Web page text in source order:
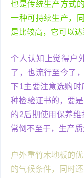
也是传统生产方式
一种可持续生产，
是比较高，它可以达
个人认知上觉得户
了，也流行至今了
下1主要注意选购
种检验证书的，要
的2后期使用保养
常倒不至于，生产质
户外重竹木地板的
的气候条件，同时